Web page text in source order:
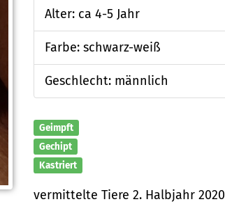
Alter: ca 4-5 Jahr
Farbe: schwarz-weiß
Geschlecht: männlich
Geimpft
Gechipt
Kastriert
vermittelte Tiere 2. Halbjahr 2020